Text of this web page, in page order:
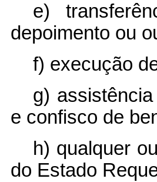
e)
depoimento ou
f) execução
g)
e confisco de
h) qualquer
do Estado